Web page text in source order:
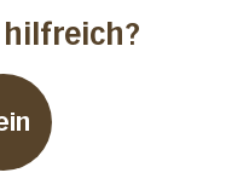
hilfreich?